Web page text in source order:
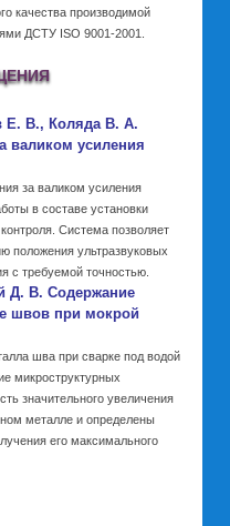
качества производимой
ДСТУ ISO 9001-2001.
Е. В., Коляда В. А.
валиком усиления
за валиком усиления
в составе установки
Система позволяет
положения ультразвуковых
с требуемой точностью.
Д. В. Содержание
швов при мокрой
шва при сварке под водой
микроструктурных
значительного увеличения
металле и определены
его максимального